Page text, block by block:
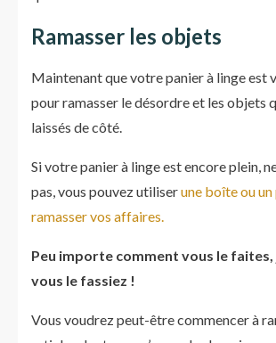
Ramasser les objets
Maintenant que votre panier à linge est
pour ramasser le désordre et les objets
laissés de côté.
Si votre panier à linge est encore plein,
pas, vous pouvez utiliserune boîte ou
ramasser vos affaires.
Peu importe comment vous le
vous le fassiez !
Vous voudrez peut-être commencer à